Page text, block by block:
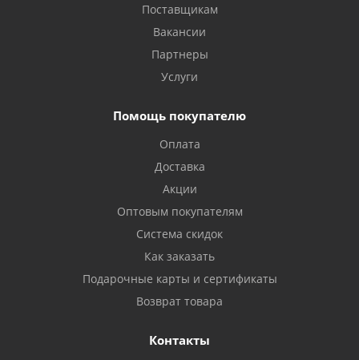
Поставщикам
Вакансии
Партнеры
Услуги
Помощь покупателю
Оплата
Доставка
Акции
Оптовым покупателям
Система скидок
Как заказать
Подарочные карты и сертификаты
Возврат товара
Контакты